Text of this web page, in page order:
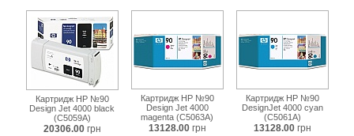
Картридж HP №90
Design Jet 4000 black
(C5059A)
20306.00 грн
Картридж HP №90
Design Jet 4000
magenta (C5063A)
13128.00 грн
Картридж HP №90
DesignJet 4000 cyan
(C5061A)
13128.00 грн